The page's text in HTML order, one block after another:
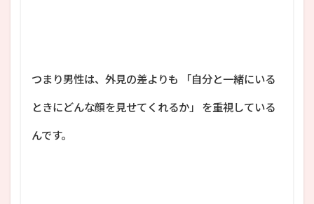
つまり男性は、外見の差よりも 「自分と一緒にいる
ときにどんな顔を見せてくれるか」 を重視している
んです。